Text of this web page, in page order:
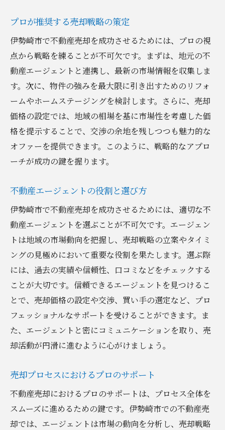
プロが推奨する売却戦略の策定
伊勢崎市で不動産売却を成功させるためには、プロの視
点から戦略を練ることが不可欠です。まずは、地元の不
動産エージェントと連携し、最新の市場情報を収集しま
す。次に、物件の強みを最大限に引き出すためのリフォ
ームやホームステージングを検討します。さらに、売却
価格の設定では、地域の相場を基に市場性を考慮した価
格を提示することで、交渉の余地を残しつつも魅力的な
オファーを提供できます。このように、戦略的なアプロ
ーチが成功の鍵を握ります。
不動産エージェントの役割と選び方
伊勢崎市で不動産売却を成功させるためには、適切な不
動産エージェントを選ぶことが不可欠です。エージェン
トは地域の市場動向を把握し、売却戦略の立案やタイミ
ングの見極めにおいて重要な役割を果たします。選ぶ際
には、過去の実績や信頼性、口コミなどをチェックする
ことが大切です。信頼できるエージェントを見つけるこ
とで、売却価格の設定や交渉、買い手の選定など、プロ
フェッショナルなサポートを受けることができます。ま
た、エージェントと密にコミュニケーションを取り、売
却活動が円滑に進むように心がけましょう。
売却プロセスにおけるプロのサポート
不動産売却におけるプロのサポートは、プロセス全体を
スムーズに進めるための鍵です。伊勢崎市での不動産売
却では、エージェントは市場の動向を分析し、売却戦略